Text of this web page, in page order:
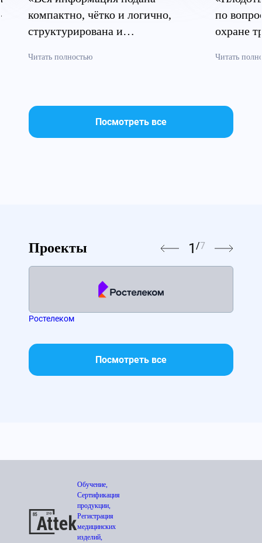
компактно, чётко и логично,
структурирована и
Читать полностью
по
охране
Читать
Посмотреть все
Проекты 1 /7
Ростелеком
Посмотреть все
Обучение,
Сертификация
продукции,
Регистрация
медицинских
изделий,